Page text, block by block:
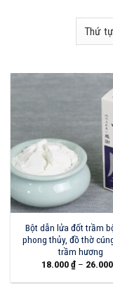
Bột dẫn lửa đốt trầm
phong thủy, đồ thờ
trầm hương
18.000₫– 26.000